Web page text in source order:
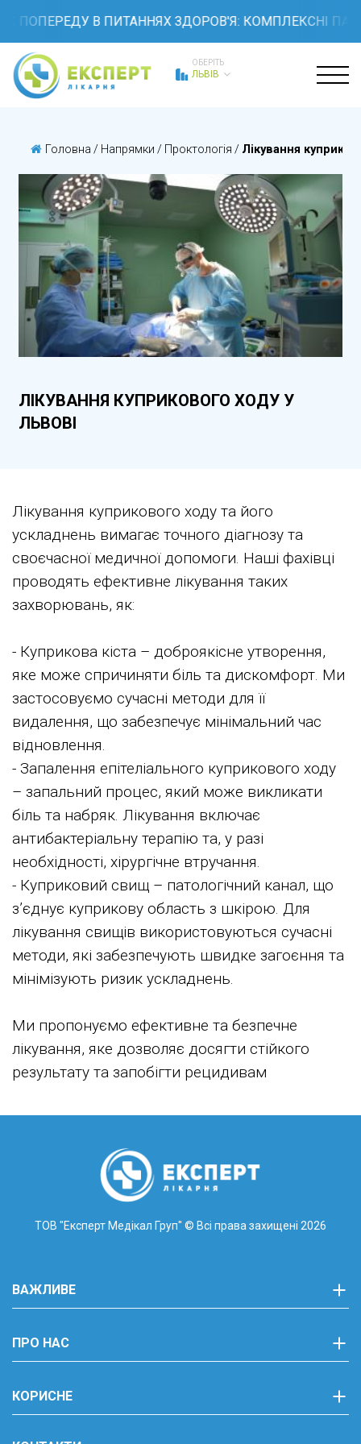
ПОПЕРЕДУ В ПИТАННЯХ ЗДОРОВ'Я: КОМПЛЕКСНІ
ОБЕРІТЬ
ЛЬВІВ
Головна / Напрямки / Проктологія / Лікування
ЛІКУВАННЯ КУПРИКОВОГО ХОДУ У
ЛЬВОВІ
Лікування куприкового ходу та його
ускладнень вимагає точного діагнозу та
своєчасної медичної допомоги. Наші фахівці
проводять ефективне лікування таких
захворювань, як:
- Куприкова кіста – доброякісне утворення,
яке може спричиняти біль та дискомфорт. Ми
застосовуємо сучасні методи для її
видалення, що забезпечує мінімальний час
відновлення.
- Запалення епітеліального куприкового ходу
– запальний процес, який може викликати
біль та набряк. Лікування включає
антибактеріальну терапію та, у разі
необхідності, хірургічне втручання.
- Куприковий свищ – патологічний канал, що
з’єднує куприкову область з шкірою. Для
лікування свищів використовуються сучасні
методи, які забезпечують швидке загоєння та
мінімізують ризик ускладнень.
Ми пропонуємо ефективне та безпечне
лікування, яке дозволяє досягти стійкого
результату та запобігти рецидивам
ТОВ "Експерт Медікал Груп" © Всі права захищені 2026
ВАЖЛИВЕ
ПРО НАС
КОРИСНЕ